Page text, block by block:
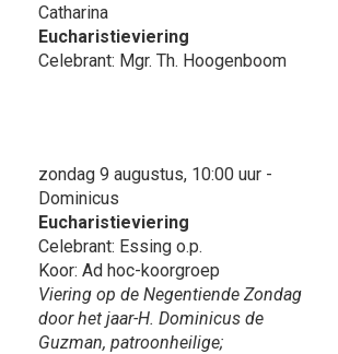
Catharina
Eucharistieviering
Celebrant: Mgr. Th. Hoogenboom
zondag 9 augustus, 10:00 uur -
Dominicus
Eucharistieviering
Celebrant: Essing o.p.
Koor: Ad hoc-koorgroep
Viering op de Negentiende Zondag
door het jaar-H. Dominicus de
Guzman, patroonheilige;